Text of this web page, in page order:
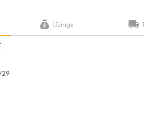
Līzings
29